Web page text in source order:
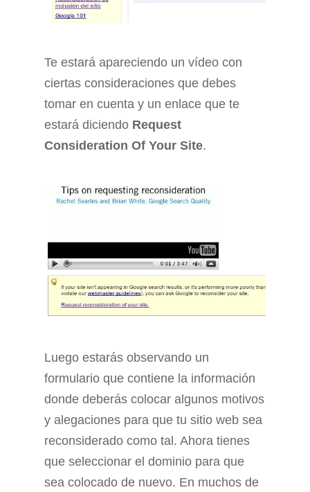
Te estará apareciendo un vídeo con
ciertas consideraciones que debes
tomar en cuenta y un enlace que te
estará diciendo Request
Consideration Of Your Site.
Luego estarás observando un
formulario que contiene la información
donde deberás colocar algunos motivos
y alegaciones para que tu sitio web sea
reconsiderado como tal. Ahora tienes
que seleccionar el dominio para que
sea colocado de nuevo. En muchos de